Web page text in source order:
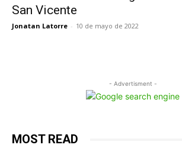
San Vicente
Jonatan Latorre - 10 de mayo de 2022
- Advertisment -
MOST READ